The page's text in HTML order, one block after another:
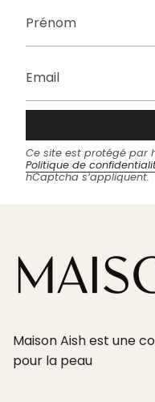
Ce site est protégé par
Politique de
hCaptcha s’appliquent.
Maison Aish est une
pour la peau